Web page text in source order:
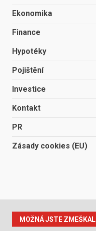
Ekonomika
Finance
Hypotéky
Pojištění
Investice
Kontakt
PR
Zásady cookies (EU)
MOŽNÁ JSTE ZMEŠKALI